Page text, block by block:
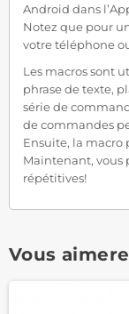
Android dans
Notez que pour
votre téléphone
Les macros sont
phrase de texte,
série de
de commandes
Ensuite, la macro
Maintenant, vous
répétitives!
Vous